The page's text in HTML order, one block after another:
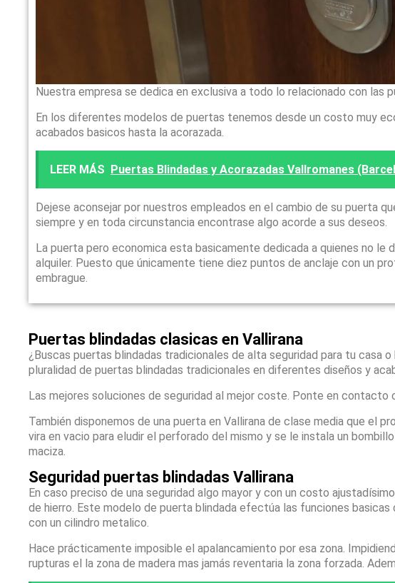
Nuestra empresa se dedica en exclusiva a todo lo relacionado con las
En los diferentes modelos de puertas tenemos desde un costo muy
acabados basicos hasta la acorazada.
LEER MÁS Puertas Blindadas y Acorazadas Vallromanes
Dejese aconsejar por nuestros empleados en el cambio de su puerta
siempre y en toda circunstancia encontrase algo acorde a sus deseos.
La puerta pero economica esta basicamente dedicada a quienes no le
alquiler. Puesto que únicamente tiene diez puntos de anclaje con un
embrague.
Puertas blindadas clasicas en Vallirana
¿Buscas puertas blindadas tradicionales de alta seguridad para tu casa
pluralidad de puertas blindadas tradicionales en diferentes diseños y
Las mejores soluciones de seguridad al mejor coste. Ponte en contacto
También disponemos de una puerta en Vallirana de clase media que el
vira en vacio para eludir el perforado del mismo y se le instala un
maciza.
Seguridad puertas blindadas Vallirana
En caso preciso de una seguridad algo mayor y con un costo
de hierro. Este modelo de puerta blindada efectúa las funciones
con un cilindro metalico.
Hace prácticamente imposible el apalancamiento por esa zona.
rupturas el la zona de madera mas jamás reventaria la zona forzada.